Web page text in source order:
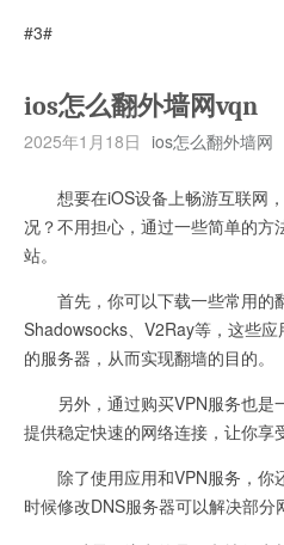
#3#
ios怎么翻外墙网vqn
2025年1月18日 ios怎么翻外墙网
想要在iOS设备上畅游互联网
况？不用担心，通过一些简单的方
站。
首先，你可以下载一些常用的
Shadowsocks、V2Ray等，这些
的服务器，从而实现翻墙的目的。
另外，通过购买VPN服务也是
提供稳定快速的网络连接，让你享
除了使用应用和VPN服务，你
时候修改DNS服务器可以解决部分